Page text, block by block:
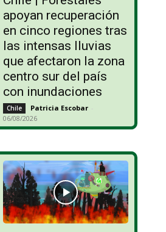
apoyan recuperación
en cinco regiones tras
las intensas lluvias
que afectaron la zona
centro sur del país
con inundaciones
Chile Patricia Escobar -
06/08/2026